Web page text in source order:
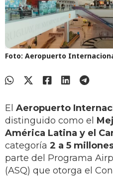
Foto: Aeropuerto
El Aeropuerto
distinguido como el
América Latina y el
categoría 2 a 5
parte del Programa
(ASQ) que otorga el